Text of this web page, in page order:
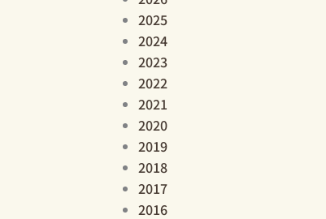
2025
2024
2023
2022
2021
2020
2019
2018
2017
2016